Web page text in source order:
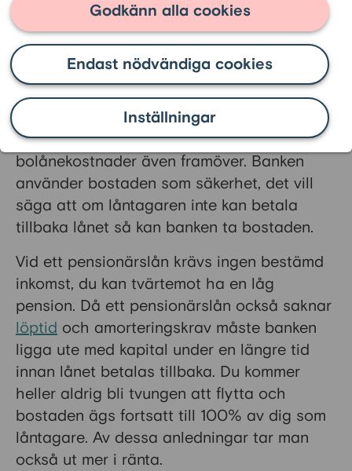
Inställningar
Endast nödvändiga cookies
Godkänn alla cookies
högre ränta än många
vanliga bolån?
Ett pensionärslånoch ett bolån skiljer sig åt
på flera sätt. Vid tecknande av ett bolån
kräver banken att du ska ha en stabil
inkomst som kan täcka alla
bolånekostnader även framöver. Banken
använder bostaden som säkerhet, det vill
säga att om låntagaren inte kan betala
tillbaka lånet så kan banken ta bostaden.
Vid ett pensionärslån krävs ingen bestämd
inkomst, du kan tvärtemot ha en låg
pension. Då ett pensionärslån också saknar
löptid och amorteringskrav måste banken
ligga ute med kapital under en längre tid
innan lånet betalas tillbaka. Du kommer
heller aldrig bli tvungen att flytta och
bostaden ägs fortsatt till 100% av dig som
låntagare. Av dessa anledningar tar man
också ut mer i ränta.